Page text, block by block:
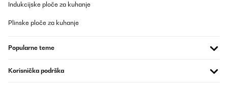
Indukcijske ploče za kuhanje
Plinske ploče za kuhanje
Popularne teme
Korisnička podrška